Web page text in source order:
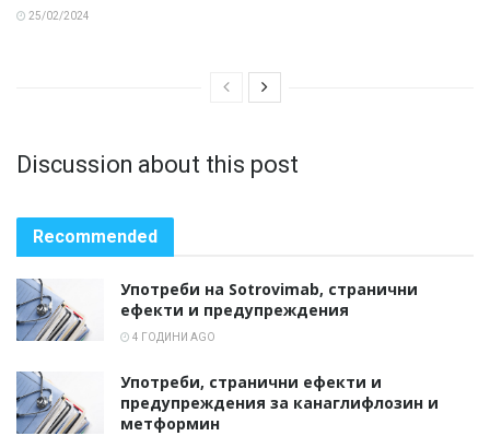
25/02/2024
Discussion about this post
Recommended
Употреби на Sotrovimab, странични
ефекти и предупреждения
4 ГОДИНИ AGO
Употреби, странични ефекти и
предупреждения за канаглифлозин и
метформин